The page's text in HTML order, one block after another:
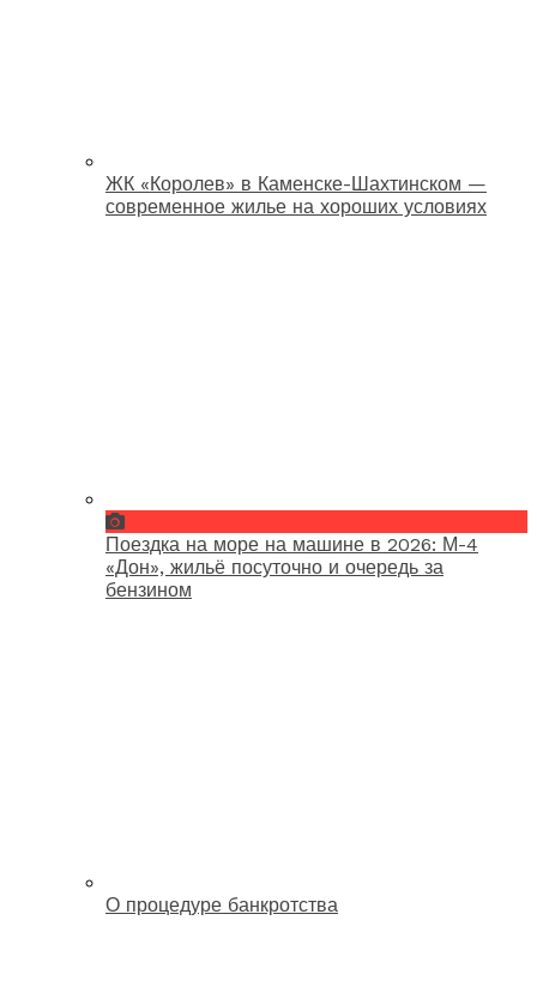
ЖК «Королев» в Каменске-Шахтинском —
современное жилье на хороших условиях
Поездка на море на машине в 2026: М-4
«Дон», жильё посуточно и очередь за
бензином
О процедуре банкротства